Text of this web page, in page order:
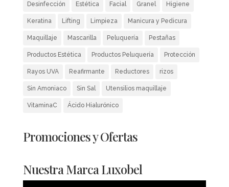
Desinfección Estética Facial Granel Higiene
Keratina Lifting Limpieza Manicura y Pedicura
Maquillaje Mascarilla Peluquería Pestañas
Productos Estética Productos Peluquería Protección
Rayos UVA Reafirmante Reductores rizos
Sin Amoniaco Sin Sal Utensilios maquillaje
VitaminaC Ácido Hialurónico
Promociones y Ofertas
Nuestra Marca Luxobel